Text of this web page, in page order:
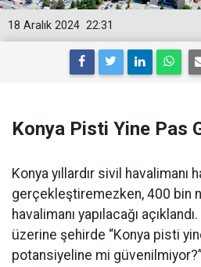
22:31
18 Aralık 2024
Konya Pisti Yine Pas
Konya yıllardır sivil havalimanı
gerçekleştiremezken, 400 bin
havalimanı yapılacağı
üzerine şehirde “Konya pisti
potansiyeline mi